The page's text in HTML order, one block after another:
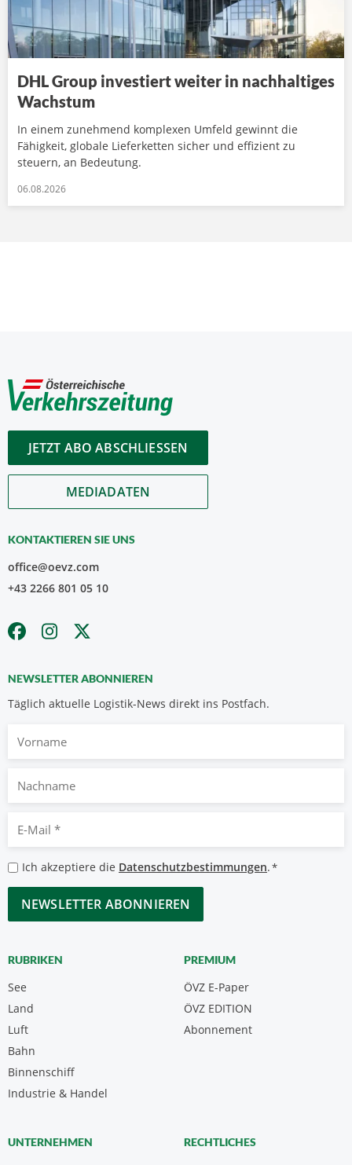
DHL Group investiert weiter in nachhaltiges
Wachstum
In einem zunehmend komplexen Umfeld gewinnt die
Fähigkeit, globale Lieferketten sicher und effizient zu
steuern, an Bedeutung.
06.08.2026
JETZT ABO ABSCHLIESSEN
MEDIADATEN
KONTAKTIEREN SIE UNS
office@oevz.com
+43 2266 801 05 10
NEWSLETTER ABONNIEREN
Täglich aktuelle Logistik-News direkt ins Postfach.
Nachname
Mail
*
Datenschutzbestimmungen
*
Ich akzeptiere die Datenschutzbestimmungen.*
CAPTCHA
RUBRIKEN
See
Land
Luft
Bahn
Binnenschiff
Industrie & Handel
PREMIUM
ÖVZ E-Paper
Abonnement
ÖVZ EDITION
UNTERNEHMEN RECHTLICHES